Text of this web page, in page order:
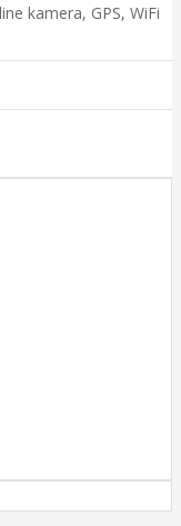
kamera, GPS, WiFi